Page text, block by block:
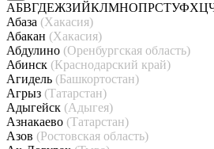
АБВГДЕЖЗИЙКЛМНОПРСТУФХЦ
Абаза (Хакасия)
Абакан (Хакасия)
Абдулино (Оренбургская область)
Абинск (Краснодарский край)
Агидель (Башкортостан)
Агрыз (Татарстан)
Адыгейск (Адыгея)
Азнакаево (Татарстан)
Азов (Ростовская область)